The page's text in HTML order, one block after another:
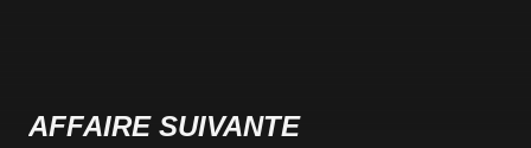
AFFAIRE SUIVANTE